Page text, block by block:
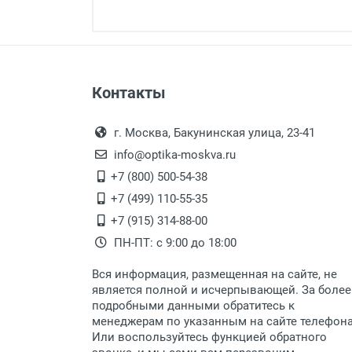
Перечисление средств на
Перевод денег на карту Сбербанка.
Выдаем товар в рабочие
После того, как заказ
Для получения товара при
Заказ необходимо
дополнительных расходов за
Доставка по Москве
Доставляем товар по
Доставка транспортными
Данный способ доставки
Мы сотрудничаем с
Контакты
г. Москва, Бакунинская улица, 23-41
info@optika-moskva.ru
+7 (800) 500-54-38
+7 (499) 110-55-35
+7 (915) 314-88-00
ПН-ПТ: с 9:00 до 18:00
Вся информация, размещенная на сайте, не
является полной и исчерпывающей. За более
подробными данными обратитесь к
менеджерам по указанным на сайте
Или воспользуйтесь функцией обратного